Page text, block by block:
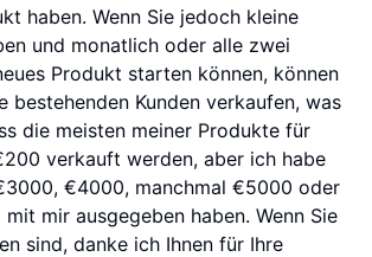
haben. Wenn Sie jedoch kleine
und monatlich oder alle zwei
Produkt starten können, können
bestehenden Kunden verkaufen, was
die meisten meiner Produkte für
verkauft werden, aber ich habe
€4000, manchmal €5000 oder
mir ausgegeben haben. Wenn Sie
sind, danke ich Ihnen für Ihre